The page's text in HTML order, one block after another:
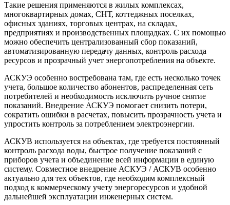
Такие решения применяются в жилых комплексах,
многоквартирных домах, СНТ, коттеджных поселках,
офисных зданиях, торговых центрах, на складах,
предприятиях и производственных площадках. С их помощью
можно обеспечить централизованный сбор показаний,
автоматизированную передачу данных, контроль расхода
ресурсов и прозрачный учет энергопотребления на объекте.
АСКУЭ особенно востребована там, где есть несколько точек
учета, большое количество абонентов, распределенная сеть
потребителей и необходимость исключить ручное снятие
показаний. Внедрение АСКУЭ помогает снизить потери,
сократить ошибки в расчетах, повысить прозрачность учета и
упростить контроль за потреблением электроэнергии.
АСКУВ используется на объектах, где требуется постоянный
контроль расхода воды, быстрое получение показаний с
приборов учета и объединение всей информации в единую
систему. Совместное внедрение АСКУЭ / АСКУВ особенно
актуально для тех объектов, где необходим комплексный
подход к коммерческому учету энергоресурсов и удобной
дальнейшей эксплуатации инженерных систем.